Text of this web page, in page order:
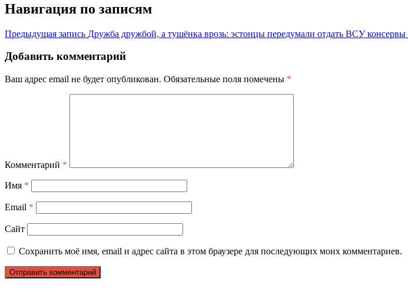
Навигация по записям
Предыдущая запись Дружба дружбой, а тушёнка врозь: эстонцы передумали отдать ВСУ
Добавить комментарий
Ваш адрес email не будет опубликован. Обязательные поля помечены *
Комментарий *
Имя *
Email *
Сайт
Сохранить моё имя, email и адрес сайта в этом браузере для последующих моих комментариев.